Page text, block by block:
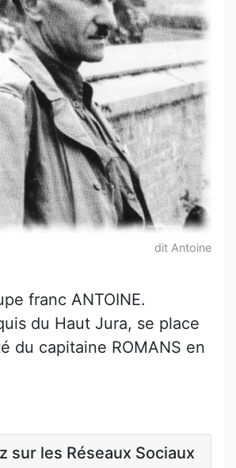
dit Antoine
franc ANTOINE.
du Haut Jura, se place
du capitaine ROMANS en
sur les Réseaux Sociaux